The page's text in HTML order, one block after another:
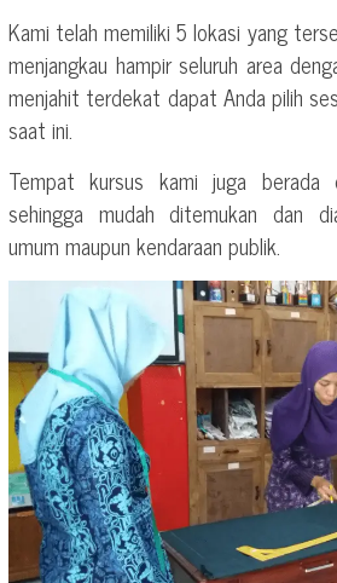
Kami telah memiliki 5 lokasi yang
menjangkau hampir seluruh area
menjahit terdekat dapat Anda pilih
saat ini.
Tempat kursus kami juga
sehingga mudah ditemukan dan
umum maupun kendaraan publik.